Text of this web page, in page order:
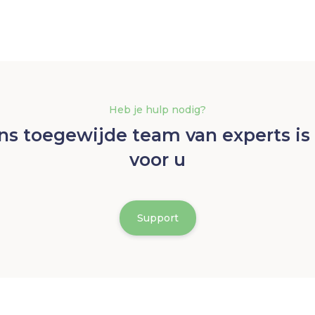
Heb je hulp nodig?
toegewijde team van experts is
voor u
Support